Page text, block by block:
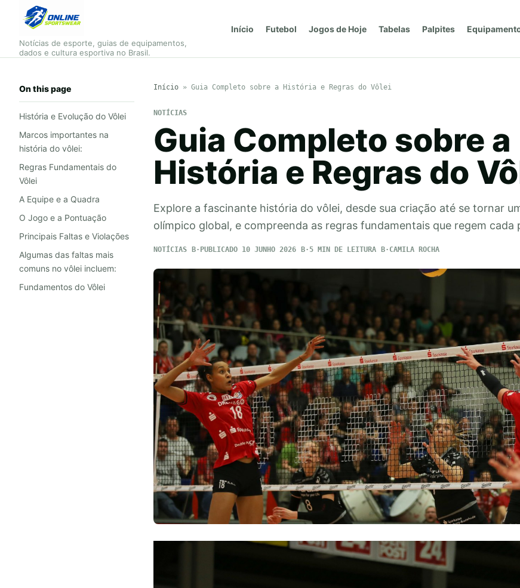
Notícias de esporte, guias de equipamentos,
dados e cultura esportiva no Brasil.
Início Futebol Jogos de Hoje Tabelas Palpites
On this page
História e Evolução do Vôlei
Marcos importantes na
história do vôlei:
Regras Fundamentais do
Vôlei
A Equipe e a Quadra
O Jogo e a Pontuação
Principais Faltas e Violações
Algumas das faltas mais
comuns no vôlei incluem:
Fundamentos do Vôlei
Início» Guia Completo sobre a História e Regras do Vôlei
NOTÍCIAS
Guia Completo sobre a
História e Regras do
Explore a fascinante história do vôlei, desde sua criação até se tornar
olímpico global, e compreenda as regras fundamentais que regem cada
NOTÍCIAS PUBLICADO 10 JUNHO 2026 5 MIN DE LEITURA CAMILA ROCHA